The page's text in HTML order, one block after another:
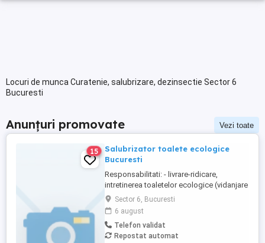
Locuri de munca Curatenie, salubrizare, dezinsectie Sector 6
Bucuresti
Anunțuri promovate Vezi toate
15
Salubrizator toalete ecologice
Bucuresti
Responsabilitati: - livrare-ridicare,
intretinerea toaletelor ecologice (vidanjare
,spalare interior-exterior, completare
consumabile) cu autovidanje de 3.5T,
echipaj format din sofer si salubrizator
Oferta: - contract de munca pe durata
nedeterminata - 2850 lei salariu net - 800
Sector 6, Bucuresti
6 august
Telefon validat
Repostat automat